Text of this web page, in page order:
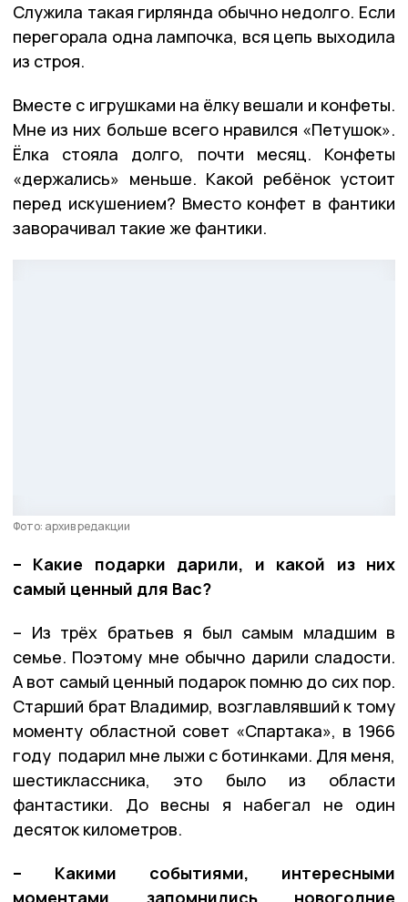
Служила такая гирлянда обычно недолго. Если
перегорала одна лампочка, вся цепь выходила
из строя.
Вместе с игрушками на ёлку вешали и конфеты.
Мне из них больше всего нравился «Петушок».
Ёлка стояла долго, почти месяц. Конфеты
«держались» меньше. Какой ребёнок устоит
перед искушением? Вместо конфет в фантики
заворачивал такие же фантики.
Фото: архив редакции
– Какие подарки дарили, и какой из них
самый ценный для Вас?
– Из трёх братьев я был самым младшим в
семье. Поэтому мне обычно дарили сладости.
А вот самый ценный подарок помню до сих пор.
Старший брат Владимир, возглавлявший к тому
моменту областной совет «Спартака», в 1966
году подарил мне лыжи с ботинками. Для меня,
шестиклассника, это было из области
фантастики. До весны я набегал не один
десяток километров.
– Какими событиями, интересными
моментами запомнились новогодние